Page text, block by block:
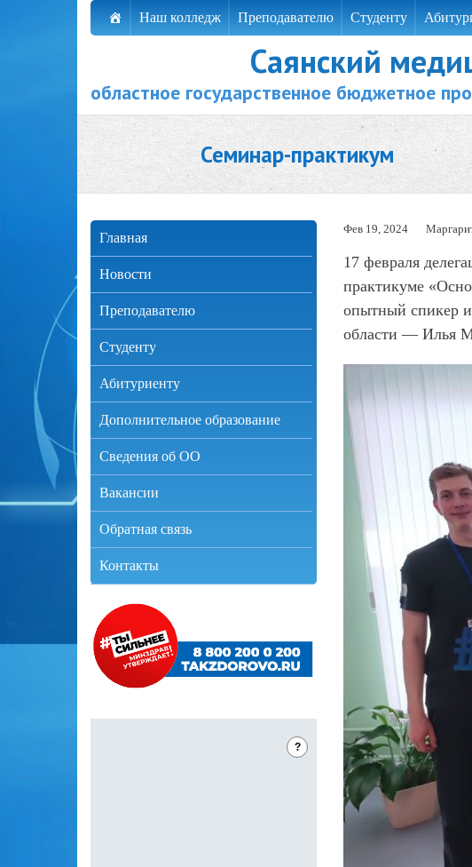
Наш колледж Преподавателю Студенту
Саянский
областное государственное бюджетное
Семинар-практикум
Фев 19, 2024
17 февраля
практикуме
опытный спикер
области — Илья
Главная
Новости
Преподавателю
Студенту
Абитуриенту
Дополнительное образование
Сведения об ОО
Вакансии
Обратная связь
Контакты
?